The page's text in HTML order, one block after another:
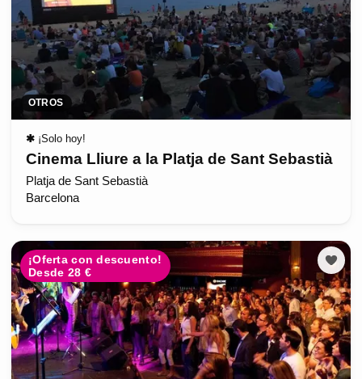
OTROS
✱ ¡Solo hoy!
Cinema Lliure a la Platja de Sant Sebastià
Platja de Sant Sebastià
Barcelona
¡Oferta con descuento!
Desde 28 €